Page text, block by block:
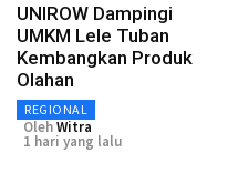
UNIROW Dampingi
UMKM Lele Tuban
Kembangkan Produk
Olahan
REGIONAL
OlehWitra
1 hari yang lalu